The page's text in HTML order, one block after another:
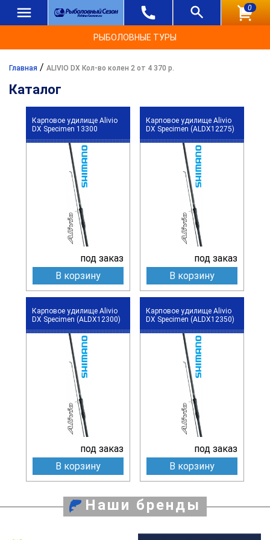
0
РЫБОЛОВНЫЕ ТУРЫ
Главная / ALIVIO DX Кол-во колен 2 от 4 370 р.
Каталог
Карповое удилище Alivio
DX Specimen 13300
под заказ
В корзину
Карповое удилище Alivio
DX Specimen (ALDX12275)
под заказ
В корзину
Карповое удилище Alivio
DX Specimen (ALDX12300)
под заказ
В корзину
Карповое удилище Alivio
DX Specimen (ALDX12350)
под заказ
В корзину
Наши бренды